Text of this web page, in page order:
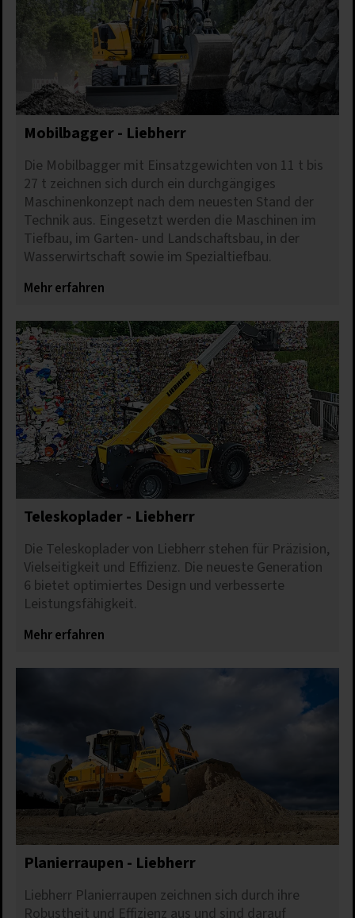
Mobilbagger - Liebherr
Die Mobilbagger mit Einsatzgewichten von 11 t bis
27 t zeichnen sich durch ein durchgängiges
Maschinenkonzept nach dem neuesten Stand der
Technik aus. Eingesetzt werden die Maschinen im
Tiefbau, im Garten- und Landschaftsbau, in der
Wasserwirtschaft sowie im Spezialtiefbau.
Mehr erfahren
Teleskoplader - Liebherr
Die Teleskoplader von Liebherr stehen für Präzision,
Vielseitigkeit und Effizienz. Die neueste Generation
6 bietet optimiertes Design und verbesserte
Leistungsfähigkeit.
Mehr erfahren
Planierraupen - Liebherr
Liebherr Planierraupen zeichnen sich durch ihre
Robustheit und Effizienz aus und sind darauf